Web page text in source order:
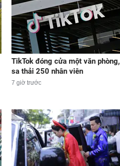
TikTok đóng cửa một văn phòng,
sa thải 250 nhân viên
7 giờ trước